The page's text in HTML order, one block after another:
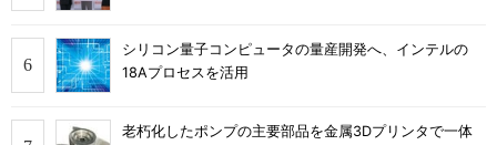
シリコン量子コンピュータの量産開発へ、インテルの
18Aプロセスを活用
老朽化したポンプの主要部品を金属3Dプリンタで一体